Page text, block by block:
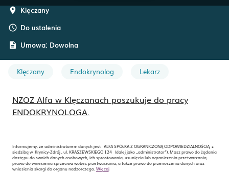
room Klęczany
schedule Do ustalenia
description Umowa: Dowolna
Klęczany Endokrynolog Lekarz
NZOZ Alfa w Klęczanach poszukuje do pracy
ENDOKRYNOLOGA.
Informujemy, że administratorem danych jest ALFA SPÓŁKA Z OGRANICZONĄ ODPOWIEDZIALNOŚCIĄ z
siedzibą w Krynicy-Zdrój , ul. KRASZEWSKIEGO 124 (dalej jako „administrator”). Masz prawo do żądania
dostępu do swoich danych osobowych, ich sprostowania, usunięcia lub ograniczenia przetwarzania,
prawo do wniesienia sprzeciwu wobec przetwarzania, a także prawo do przenoszenia danych oraz
wniesienia skargi do organu nadzorczego. Więcej